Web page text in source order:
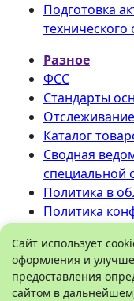
Подготовка
Разное
ФСС
Стандарты
Каталог
Сводная
специальной
Политика в
Политика
©ООО
Все права
450096,
Сайт использует
оформления и
предоставления
сайтом в